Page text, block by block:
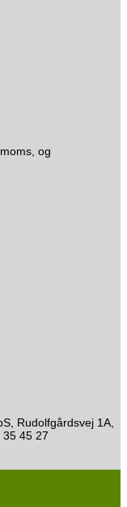
og
Rudolfgårdsvej 1A,
35 45 27